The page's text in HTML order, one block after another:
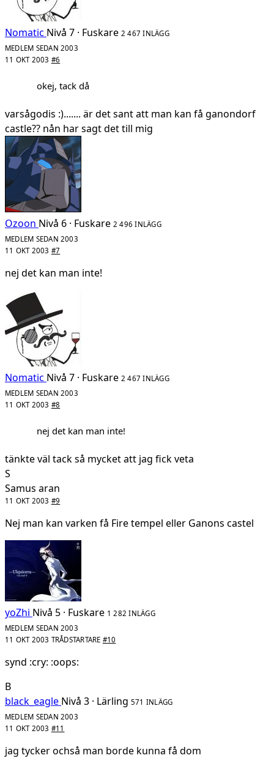
Nomatic Nivå 7 · Fuskare 2 467 INLÄGG
MEDLEM SEDAN 2003
11 OKT 2003 #6
okej, tack då
varsågodis :)....... är det sant att man kan få ganondorf
castle?? nån har sagt det till mig
Ozoon Nivå 6 · Fuskare 2 496 INLÄGG
MEDLEM SEDAN 2003
11 OKT 2003 #7
nej det kan man inte!
Nomatic Nivå 7 · Fuskare 2 467 INLÄGG
MEDLEM SEDAN 2003
11 OKT 2003 #8
nej det kan man inte!
tänkte väl tack så mycket att jag fick veta
S
Samus aran
11 OKT 2003 #9
Nej man kan varken få Fire tempel eller Ganons castel
yoZhi Nivå 5 · Fuskare 1 282 INLÄGG
MEDLEM SEDAN 2003
11 OKT 2003 TRÅDSTARTARE #10
synd :cry: :oops:
B
black_eagle Nivå 3 · Lärling 571 INLÄGG
MEDLEM SEDAN 2003
11 OKT 2003 #11
jag tycker ochså man borde kunna få dom